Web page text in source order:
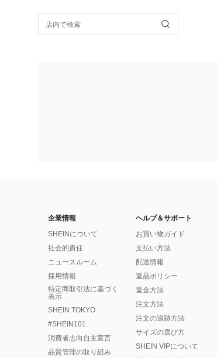
企業情報
SHEINについて
社会的責任
ニュースルーム
採用情報
特定商取引法に基づく
表示
SHEIN TOKYO
#SHEIN101
消費者志向自主宣言
品質管理の取り組み
ヘルプ＆サポート
お買い物ガイド
支払い方法
配送情報
返品ポリシー
返金方法
注文方法
注文の追跡方法
サイズの選び方
SHEIN VIPについて